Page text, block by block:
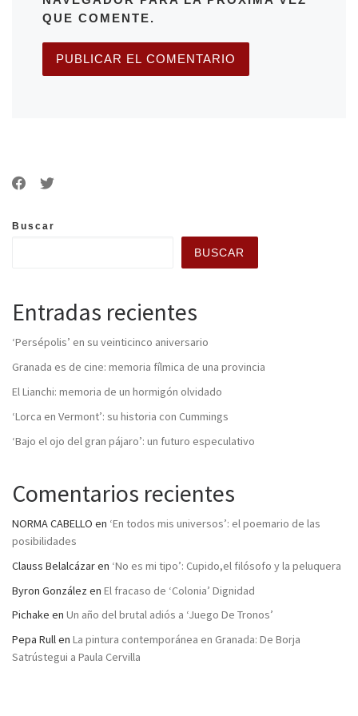
QUE COMENTE.
Buscar
BUSCAR
Entradas recientes
‘Persépolis’ en su veinticinco aniversario
Granada es de cine: memoria fílmica de una provincia
El Lianchi: memoria de un hormigón olvidado
‘Lorca en Vermont’: su historia con Cummings
‘Bajo el ojo del gran pájaro’: un futuro especulativo
Comentarios recientes
NORMA CABELLO en ‘En todos mis universos’: el poemario de las
posibilidades
Clauss Belalcázaren ‘No es mi tipo’: Cupido,el filósofo y la peluquera
Byron González en El fracaso de ‘Colonia’ Dignidad
Pichake en Un año del brutal adiós a ‘Juego De Tronos’
Pepa Rullen La pintura contemporánea en Granada: De Borja
Satrústegui a Paula Cervilla